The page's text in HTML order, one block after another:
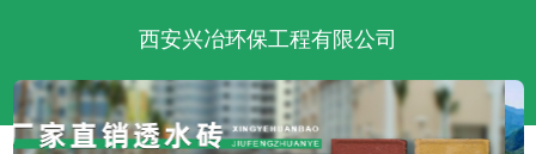
西安兴冶环保工程有限公司